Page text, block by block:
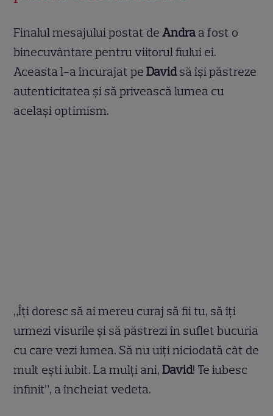
Finalul mesajului postat deAndra a fost o
binecuvântare pentru viitorul fiului ei.
Aceasta l-a încurajat peDavidsă își păstreze
autenticitatea și să privească lumea cu
același optimism.
„Îți doresc să ai mereu curaj să fii tu, să îți
urmezi visurile și să păstrezi în suflet bucuria
cu care vezi lumea. Să nu uiți niciodată cât de
mult ești iubit. La mulți ani,David! Te iubesc
infinit”, a încheiat vedeta.